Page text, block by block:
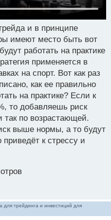
и в принципе
имеют место быть вот
работать на практике
применяется в
на спорт. Вот как раз
как ее правильно
на практике? Если к
то добавляешь риск
так по возрастающей.
выше нормы, а то будут
приведёт к стрессу и
трейдинга и инвестиций для